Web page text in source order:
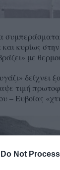
Do Not
κυρίως
με
τιμή
– Ευβοίας